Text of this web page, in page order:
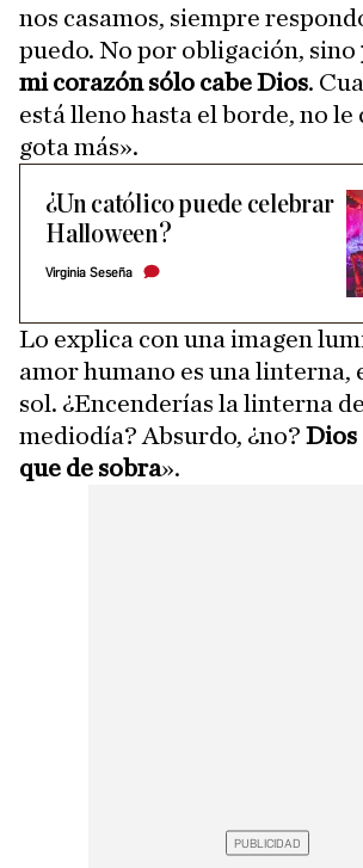
nos casamos, siempre
puedo. No por obligación, sino
mi corazón sólo cabe Dios.
está lleno hasta el borde, no le
gota más».
¿Un católico puede celebrar
Halloween?
Virginia Seseña
Lo explica con una imagen
amor humano es una linterna,
sol. ¿Encenderías la linterna
mediodía? Absurdo, ¿no? Dios
que de sobra».